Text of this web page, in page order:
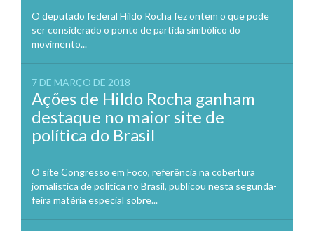
O deputado federal Hildo Rocha fez ontem o que pode
ser considerado o ponto de partida simbólico do
movimento...
7 DE MARÇO DE 2018
Ações de Hildo Rocha ganham
destaque no maior site de
política do Brasil
O site Congresso em Foco, referência na cobertura
jornalística de política no Brasil, publicou nesta segunda-
feira matéria especial sobre...